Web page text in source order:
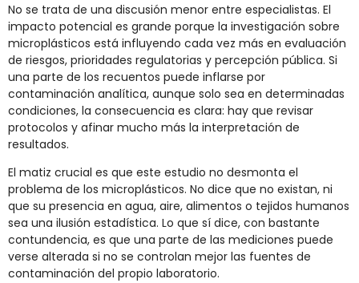
No se trata de una discusión menor entre especialistas. El
impacto potencial es grande porque la investigación sobre
microplásticos está influyendo cada vez más en evaluación
de riesgos, prioridades regulatorias y percepción pública. Si
una parte de los recuentos puede inflarse por
contaminación analítica, aunque solo sea en determinadas
condiciones, la consecuencia es clara: hay que revisar
protocolos y afinar mucho más la interpretación de
resultados.
El matiz crucial es que este estudio no desmonta el
problema de los microplásticos. No dice que no existan, ni
que su presencia en agua, aire, alimentos o tejidos humanos
sea una ilusión estadística. Lo que sí dice, con bastante
contundencia, es que una parte de las mediciones puede
verse alterada si no se controlan mejor las fuentes de
contaminación del propio laboratorio.